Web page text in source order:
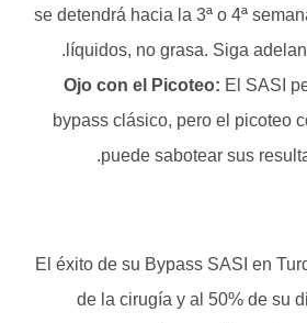
se detendrá hacia la 3ª o 4ª
líquidos, no grasa. Siga
Ojo con el Picoteo:El SASI
bypass clásico, pero el picoteo
puede sabotear sus
El éxito de su Bypass SASI en
de la cirugía y al 50% de su